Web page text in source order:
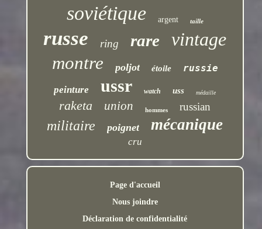
soviétique argent taille
russe ring rare vintage
montre poljot étoile
russie
peinture
ussr watch uss médaille
raketa union hommes russian
militaire poignet mécanique
cru
Page d'accueil
Nous joindre
Déclaration de confidentialité